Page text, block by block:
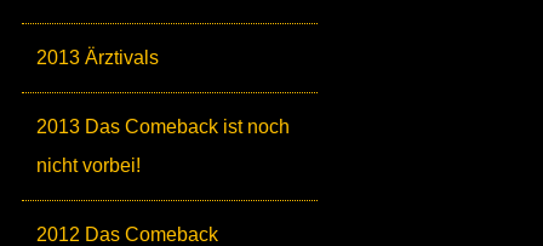
2013 Ärztivals
2013 Das Comeback ist noch
nicht vorbei!
2012 Das Comeback